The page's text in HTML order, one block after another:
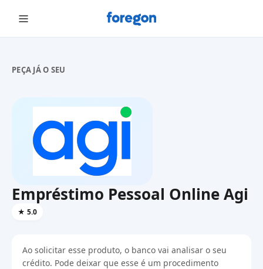
Foregon.com
PEÇA JÁ O SEU
Empréstimo Pessoal Online Agi
★ 5.0
Ao solicitar esse produto, o banco vai analisar o seu
crédito. Pode deixar que esse é um procedimento